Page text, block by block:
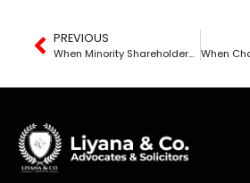
PREVIOUS
When Minority Shareholders Are Pressured — And When Share Promises Turn into Legal Disputes